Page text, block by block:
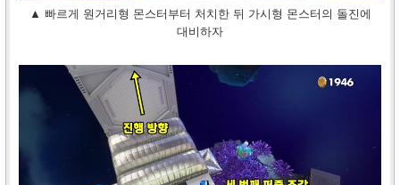
▲ 빠르게 원거리형 몬스터부터 처치한 뒤 가시형 몬스터의 돌진에
대비하자